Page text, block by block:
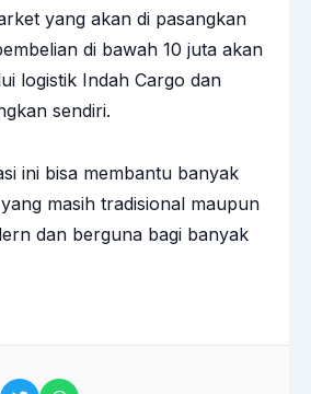
yang akan di pasangkan
di bawah 10 juta akan
logistik Indah Cargo dan
sendiri.
ini bisa membantu banyak
masih tradisional maupun
dan berguna bagi banyak